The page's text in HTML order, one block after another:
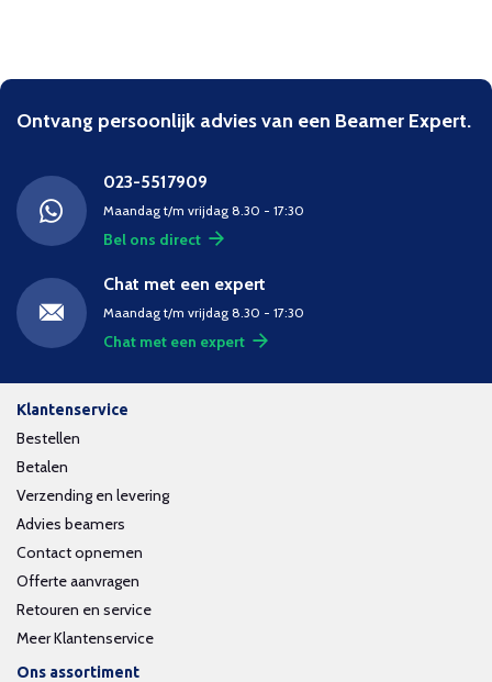
Ontvang persoonlijk advies van een Beamer Expert.
023-5517909
Maandag t/m vrijdag 8.30 - 17:30
Bel ons direct
Chat met een expert
Maandag t/m vrijdag 8.30 - 17:30
Chat met een expert
Klantenservice
Bestellen
Betalen
Verzending en levering
Advies beamers
Contact opnemen
Offerte aanvragen
Retouren en service
Meer Klantenservice
Ons assortiment